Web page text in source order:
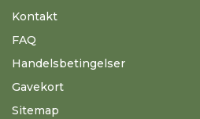
Kontakt
FAQ
Handelsbetingelser
Gavekort
Sitemap